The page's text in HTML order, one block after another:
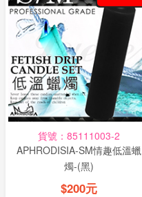
貨號：85111003-2
APHRODISIA-SM情趣低溫蠟
燭-(黑)
$200元